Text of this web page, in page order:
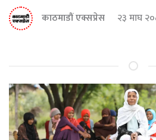
काठमाडौं एक्सप्रेस २३ माघ